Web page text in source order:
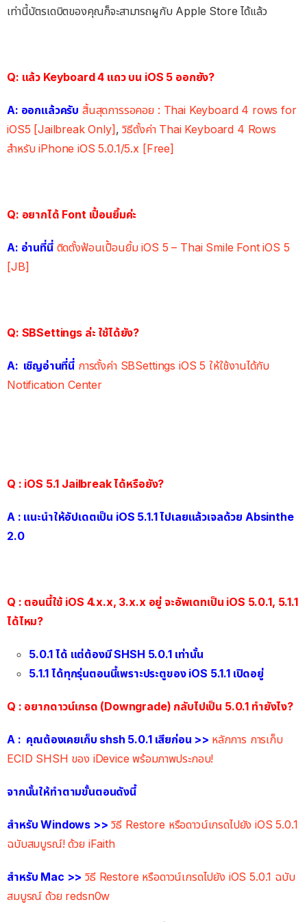
เท่านี้บัตรเดบิตของคุณก็จะสามารถผูกับ Apple Store ได้แล้ว
Q: แล้ว Keyboard 4 แถว บน iOS 5 ออกยัง?
A: ออกแล้วครับ สิ้นสุดการรอคอย : Thai Keyboard 4 rows for
iOS5 [Jailbreak Only] ,วิธีตั้งค่า Thai Keyboard 4 Rows
สำหรับ iPhone iOS 5.0.1/5.x [Free]
Q: อยากได้ Font เปื้อนยิ้มค่ะ
A: อ่านที่นี่ ติดตั้งฟ้อนเปื้อนยิ้ม iOS 5 – Thai Smile Font iOS 5
[JB]
Q: SBSettings ล่ะ ใช้ได้ยัง?
A: เชิญอ่านที่นี่ การตั้งค่า SBSettings iOS 5 ให้ใช้งานได้กับ
Notification Center
Q : iOS 5.1 Jailbreak ได้หรือยัง?
A : แนะนำให้อัปเดตเป็น iOS 5.1.1 ไปเลยแล้วเจลด้วย Absinthe
2.0
Q : ตอนนี้ใข้ iOS 4.x.x, 3.x.x อยู่ จะอัพเดทเป็น iOS 5.0.1, 5.1.1
ได้ไหม?
5.0.1 ได้ แต่ต้องมี SHSH 5.0.1 เท่านั้น
5.1.1 ได้ทุกรุ่นตอนนี้เพราะประตูของ iOS 5.1.1 เปิดอยู่
Q : อยากดาวน์เกรด (Downgrade) กลับไปเป็น 5.0.1 ทำยังไง?
A : คุณต้องเคยเก็บ shsh 5.0.1 เสียก่อน >> หลักการ การเก็บ
ECID SHSH ของ iDevice พร้อมภาพประกอบ!
จากนั้นให้ทำตามขั้นตอนดังนี้
สำหรับ Windows >> วิธี Restore หรือดาวน์เกรดไปยัง iOS 5.0.1
ฉบับสมบูรณ์! ด้วย iFaith
สำหรับ Mac >> วิธี Restore หรือดาวน์เกรดไปยัง iOS 5.0.1 ฉบับ
สมบูรณ์ ด้วย redsn0w